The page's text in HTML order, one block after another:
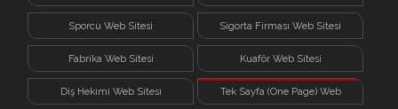
Sporcu Web Sitesi Sigorta Firması Web Sitesi
Fabrika Web Sitesi Kuaför Web Sitesi
Diş Hekimi Web Sitesi Tek Sayfa (One Page) Web